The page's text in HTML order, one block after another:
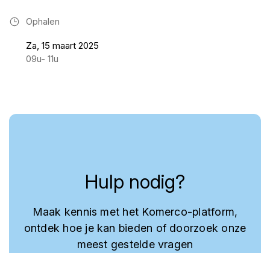
Ophalen
Za, 15 maart 2025
09u- 11u
Hulp nodig?
Maak kennis met het Komerco-platform,
ontdek hoe je kan bieden of doorzoek onze
meest gestelde vragen